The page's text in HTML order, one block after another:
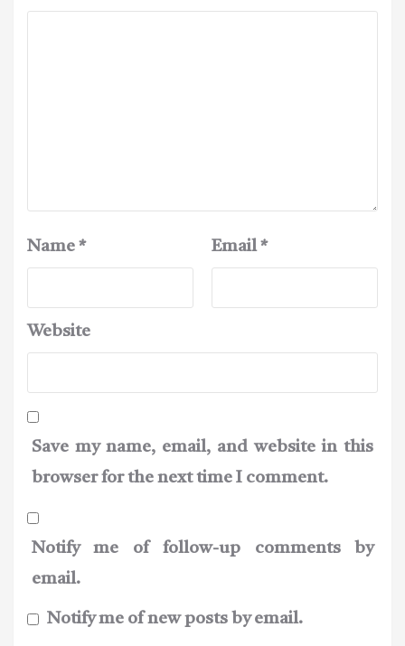
Name * Email*
Website
Save my name, email, and website in this
browser for the next time I comment.
Notify me of follow-up comments by
email.
Notify me of new posts by email.